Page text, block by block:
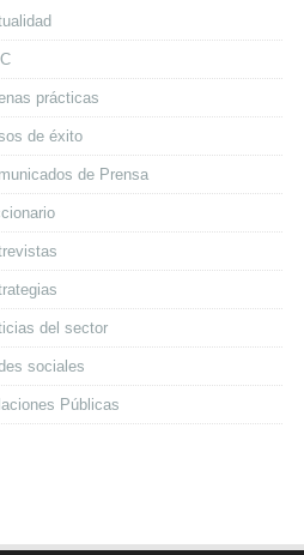
prácticas
de éxito
de Prensa
del sector
sociales
Públicas